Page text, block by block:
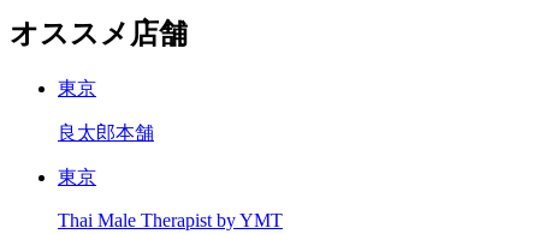
オススメ店舗
東京
良太郎本舗
東京
Thai Male Therapist by YMT